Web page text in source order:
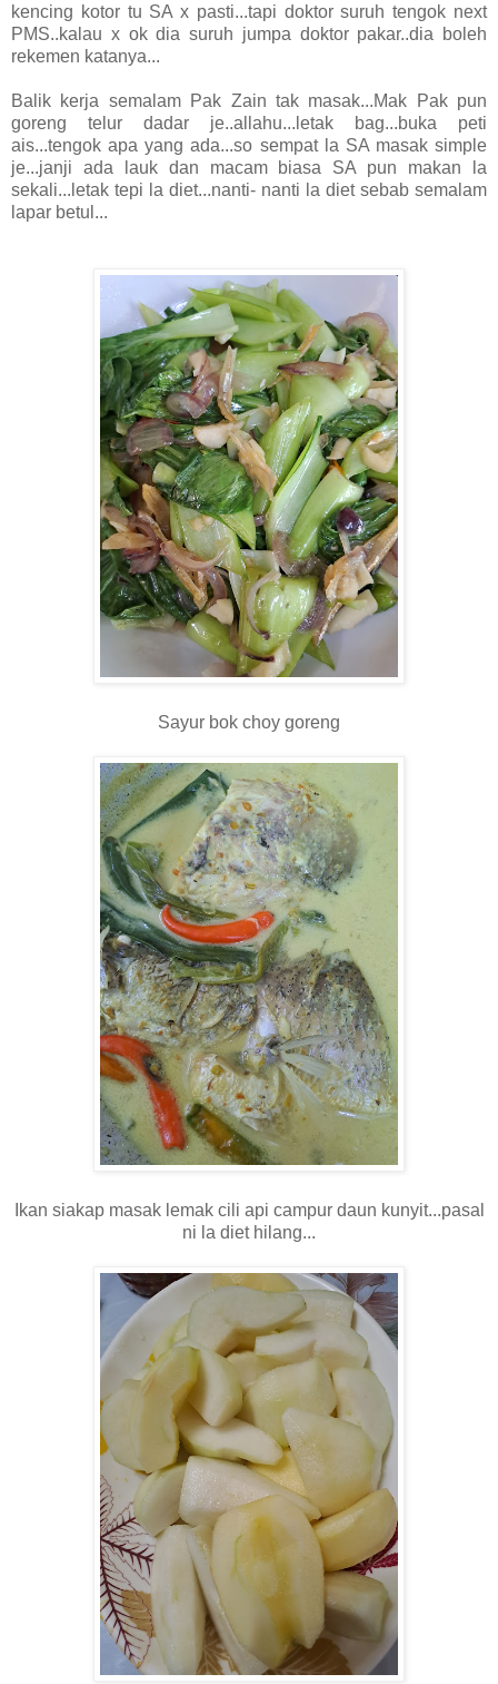
kencing kotor tu SA x pasti...tapi doktor suruh tengok next
PMS..kalau x ok dia suruh jumpa doktor pakar..dia boleh
rekemen katanya...
Balik kerja semalam Pak Zain tak masak...Mak Pak pun
goreng telur dadar je..allahu...letak bag...buka peti
ais...tengok apa yang ada...so sempat la SA masak simple
je...janji ada lauk dan macam biasa SA pun makan la
sekali...letak tepi la diet...nanti- nanti la diet sebab semalam
lapar betul...
Sayur bok choy goreng
Ikan siakap masak lemak cili api campur daun kunyit...pasal
ni la diet hilang...